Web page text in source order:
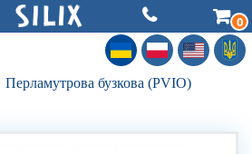
0
Перламутрова бузкова (PVIO)